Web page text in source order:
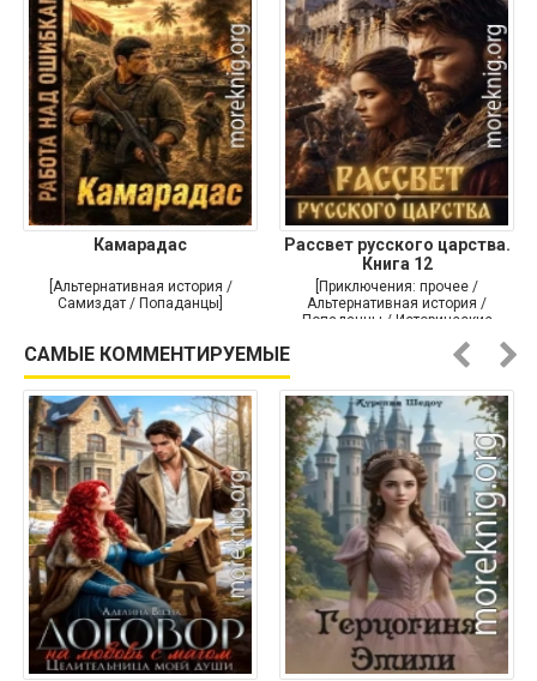
Камарадас
[Альтернативная история /
Самиздат / Попаданцы]
Рассвет русского царства.
Книга 12
[Приключения: прочее /
Альтернативная история /
Попаданцы / Исторические
САМЫЕ КОММЕНТИРУЕМЫЕ